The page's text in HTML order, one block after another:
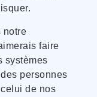
notre
faire
systèmes
personnes
de nos